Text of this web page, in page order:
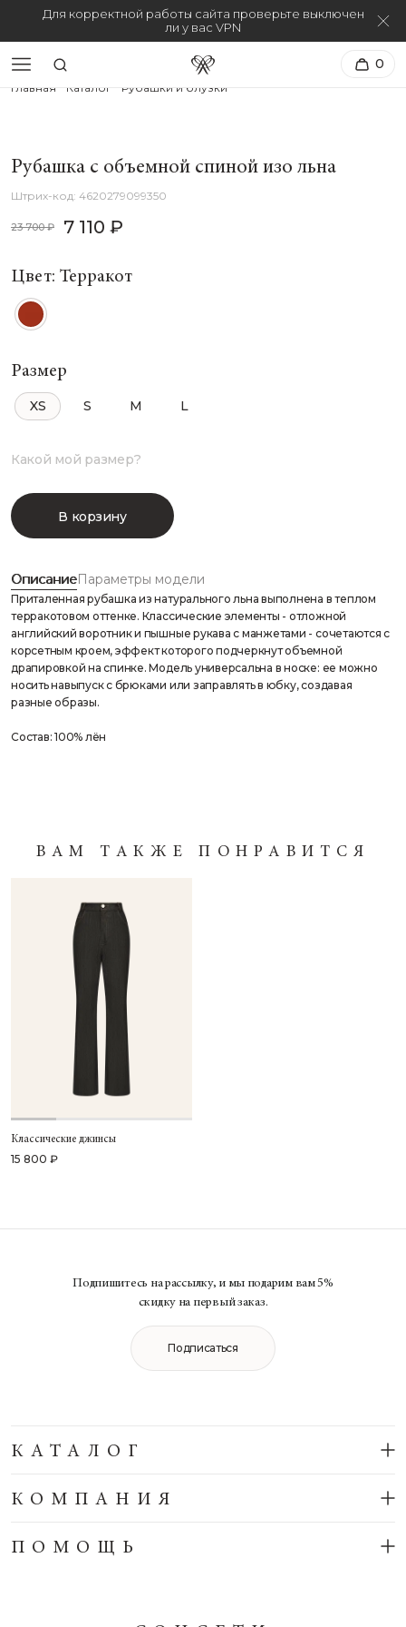
Для корректной работы сайта проверьте выключен
ли у вас VPN
0
Главная Каталог Рубашки и блузки
Рубашка с объемной спиной изо льна
4620279099350
23 700 ₽ 7 110 ₽
Цвет: Терракот
Размер
XS S M L
Какой мой размер?
В корзину
Описание
Приталенная рубашка из натурального льна выполнена в теплом
терракотовом оттенке. Классические элементы - отложной
английский воротник и пышные рукава с манжетами - сочетаются с
корсетным кроем, эффект которого подчеркнут объемной
драпировкой на спинке. Модель универсальна в носке: ее можно
носить навыпуск с брюками или заправлять в юбку, создавая
разные образы.
Состав: 100% лён
Параметры модели
ВАМ ТАКЖЕ ПОНРАВИТСЯ
Классические джинсы
15 800 ₽
Подпишитесь на рассылку, и мы подарим вам 5%
скидку на первый заказ.
Подписаться
КАТАЛОГ
КОМПАНИЯ
ПОМОЩЬ